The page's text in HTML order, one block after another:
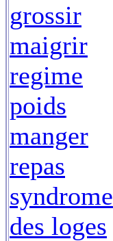
grossir
maigrir
regime
poids
manger
repas
syndrome
des loges